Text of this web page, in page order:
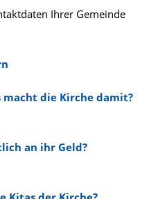
Ihrer Gemeinde
macht die Kirche damit?
an ihr Geld?